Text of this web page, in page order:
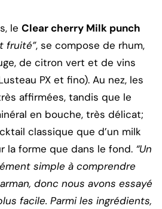
le Clear cherry Milk punch
fruité”, se compose de rhum,
de citron vert et de vins
PX et fino). Au nez, les
affirmées, tandis que le
en bouche, très délicat;
classique que d’un milk
la forme que dans le fond. “Un
simple à comprendre
donc nous avons essayé
facile. Parmi les ingrédients,